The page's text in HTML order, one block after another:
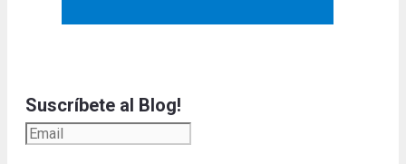
Suscríbete al Blog!